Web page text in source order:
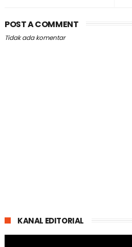
POST A COMMENT
Tidak ada komentar
KANAL EDITORIAL